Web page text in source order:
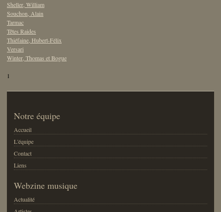
Sheller, William
Souchon, Alain
Tarmac
Têtes Raides
Thiéfaine, Hubert-Félix
Versari
Winter, Thomas et Bogue
1
Notre équipe
Accueil
L'équipe
Contact
Liens
Webzine musique
Actualité